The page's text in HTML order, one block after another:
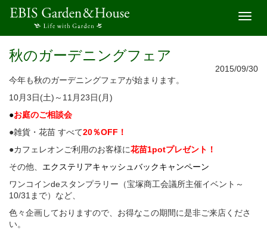
開
秋のガーデニングフェア
2015/09/30
今年も秋のガーデニングフェアが始まります。
10月3日(土)～11月23日(月)
●お庭のご相談会
●雑貨・花苗 すべて20％OFF！
●カフェレオンご利用のお客様に花苗1potプレゼント！
その他、 エクステリアキャッシュバックキャンペーン
ワンコインdeスタンプラリー（宝塚商工会議所主催イベント～
10/31まで）など、
色々企画しておりますので、お得なこの期間に是非ご来店くださ
い。